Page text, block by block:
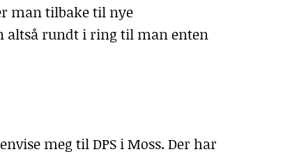
man tilbake til nye
altså rundt i ring til man enten
meg tilDPS i Moss. Der har